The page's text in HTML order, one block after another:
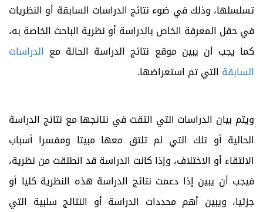
تسلسلها، وذلك في ضوء نتائج الدراسات السابقة أو النظريات
في حقل المعرفة الخاص بالدراسة أو نظرية الباحث الخاصة به،
كما يجب أن يبين موقع نتائج الدراسة الحالة مع الدراسات
السابقة التي تم استعراضها.
ويتم بيان الدراسات التي التقت في نتائجها مع نتائج الدراسة
الحالية أو تلك التي لم تلتق معها مبيتا ومفسرا أسباب
الالتقاء أو الاختلاف، وإذا كانت الدراسة قد انطلقت من نظرية،
فيجب أن يبين إذا دعمت نتائج الدراسة هذه النظرية كليا أو
جزئيا، ويبين أهم محددات الدراسة أو النتائج سلبية التي